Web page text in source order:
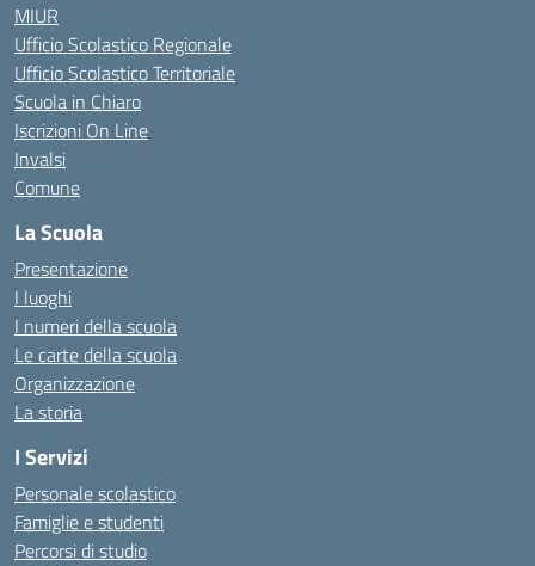
MIUR
Ufficio Scolastico Regionale
Ufficio Scolastico Territoriale
Scuola in Chiaro
Iscrizioni On Line
Invalsi
Comune
La Scuola
Presentazione
I luoghi
I numeri della scuola
Le carte della scuola
Organizzazione
La storia
I Servizi
Personale scolastico
Famiglie e studenti
Percorsi di studio